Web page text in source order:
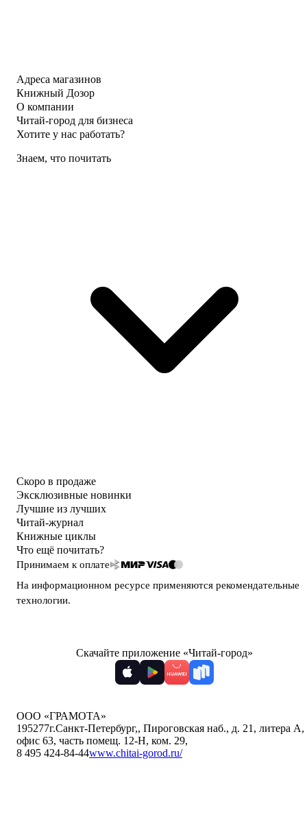
Адреса магазинов
Книжный Дозор
О компании
Читай-город для бизнеса
Хотите у нас работать?
Знаем, что почитать
Скоро в продаже
Эксклюзивные новинки
Лучшие из лучших
Читай-журнал
Книжные циклы
Что ещё почитать?
Принимаем к оплате
На информационном ресурсе применяются рекомендательные
технологии.
Скачайте приложение «Читай-город»
ООО «ГРАМОТА»
195277г.Санкт-Петербург,, Пироговская наб., д. 21, литера А,
офис 63, часть помещ. 12-Н, ком. 29,
8 495 424-84-44www.chitai-gorod.ru/